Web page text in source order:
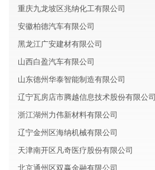
重庆九龙坡区兆纳化工有限公司
安徽柏德汽车有限公司
黑龙江广安建材有限公司
山西白盈汽车有限公司
山东德州华泰智能制造有限公司
辽宁瓦房店市腾越信息技术股份有限公司
浙江湖州力伟新材料有限公司
辽宁金州区海纳机械有限公司
天津南开区凡奇医疗股份有限公司
北京通州区双赢金融有限公司